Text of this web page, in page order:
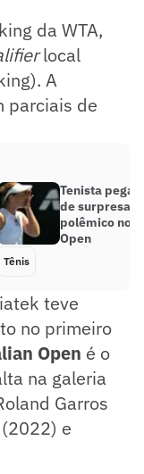
da WTA,
local
A
parciais de
Tenista pega
de surpresa
polêmico no
Open
Tênis
teve
no primeiro
Open é o
na galeria
Garros
e